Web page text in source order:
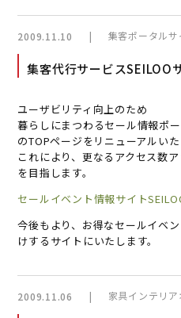
2009.11.10 | 集客ポータル
集客代行サービスSEILOO
ユーザビリティ向上のため
暮らしにまつわるセール情報ポ
のTOPページをリニューアルいた
これにより、更なるアクセス数
を目指します。
セールイベント情報サイト
今後もより、お得なセールイベ
けするサイトにいたします。
2009.11.06 | 家具インテリ